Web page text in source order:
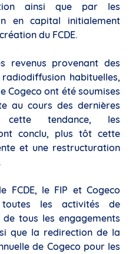
ainsi que par les
en capital initialement
du FCDE.
revenus provenant des
habituelles,
Cogeco ont été soumises
au cours des dernières
tendance, les
conclu, plus tôt cette
et une restructuration
FCDE, le FIP et Cogeco
les activités de
tous les engagements
que la redirection de la
de Cogeco pour les